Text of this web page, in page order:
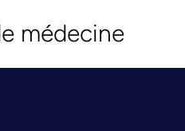
médecine